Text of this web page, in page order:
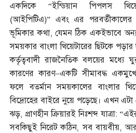
একদিকে “ইন্ডিয়ান পিপলস
(আইপিটিএ)”এবং এর পরবর্তীকালের
ভূমিকার কথা,যেমন ঠিক একইভাবে
সময়কার বাংলা থিয়েটারের ছিটকে পড়ার
কর্তৃত্ববাদী রাজনৈতিক বলয়ের মধ্যে
কারণের কারণ–একটি সীমাবদ্ধ
ফলে বতর্মান সময়কালের বাংলার
বিদ্রোহের বাইরে নুয়ে পড়েছে। এখন
ঝড়,প্রাণহীন ক্রিয়ারই নিঃশব্দ যাত্রা: “
সবকিছুই নিরেট কঠিন,সব বায়বীয়,আর